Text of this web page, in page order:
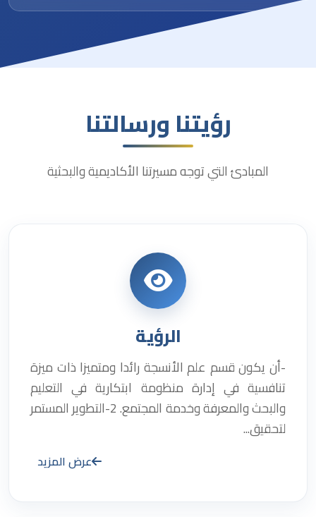
رؤيتنا ورسالتنا
المبادئ التي توجه مسيرتنا الأكاديمية والبحثية
الرؤية
-أن يكون قسم علم الأنسجة رائدا ومتميزا ذات ميزة
تنافسية في إدارة منظومة ابتكارية في التعليم
والبحث والمعرفة وخدمة المجتمع. 2-التطوير المستمر
لتحقيق...
عرض المزيد